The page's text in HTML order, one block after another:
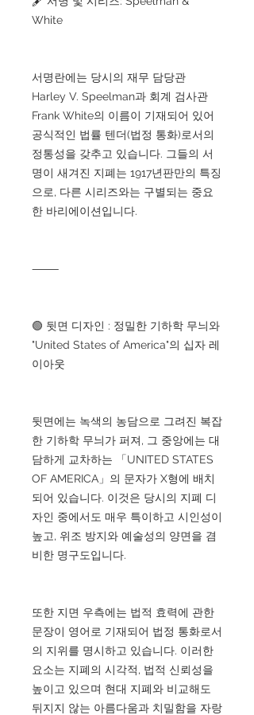
White
서명란에는 당시의 재무 담당관
Harley V. Speelman과 회계 검사관
Frank White의 이름이 기재되어 있어
공식적인 법률 텐더(법정 통화)로서의
정통성을 갖추고 있습니다. 그들의 서
명이 새겨진 지폐는 1917년판만의 특징
으로, 다른 시리즈와는 구별되는 중요
한 바리에이션입니다.
⸻
🟢 뒷면 디자인 : 정밀한 기하학 무늬와
"United States of America"의 십자 레
이아웃
뒷면에는 녹색의 농담으로 그려진 복잡
한 기하학 무늬가 퍼져, 그 중앙에는 대
담하게 교차하는 「UNITED STATES
OF AMERICA」의 문자가 X형에 배치
되어 있습니다. 이것은 당시의 지폐 디
자인 중에서도 매우 특이하고 시인성이
높고, 위조 방지와 예술성의 양면을 겸
비한 명구도입니다.
또한 지면 우측에는 법적 효력에 관한
문장이 영어로 기재되어 법정 통화로서
의 지위를 명시하고 있습니다. 이러한
요소는 지폐의 시각적, 법적 신뢰성을
높이고 있으며 현대 지폐와 비교해도
뒤지지 않는 아름다움과 치밀함을 자랑